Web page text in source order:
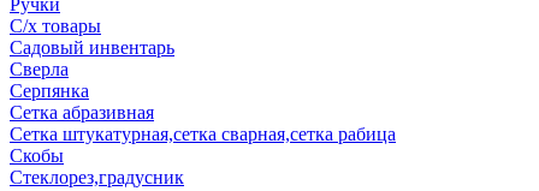
Ручки
С/х товары
Садовый инвентарь
Сверла
Серпянка
Сетка абразивная
Сетка штукатурная,сетка сварная,сетка рабица
Скобы
Стеклорез,градусник